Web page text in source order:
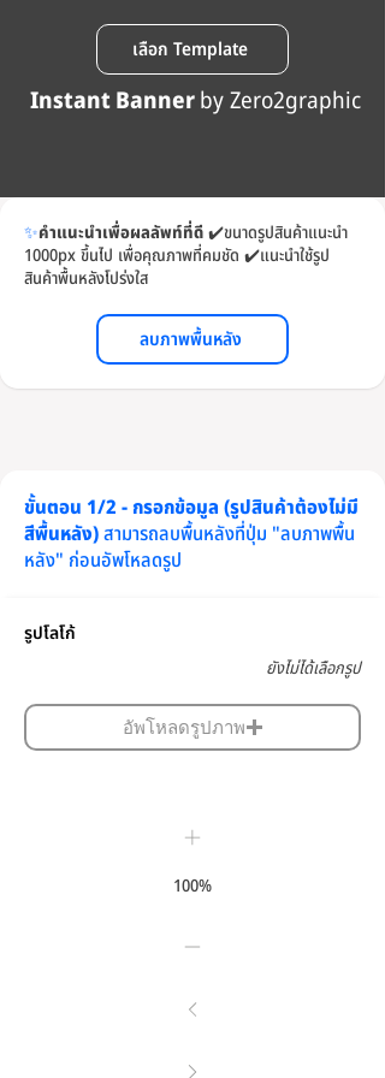
เลือก Template
Instant Bannerby Zero2graphic
✨คำแนะนำเพื่อผลลัพท์ที่ดี✔️ขนาดรูปสินค้าแนะนำ
1000px ขึ้นไป เพื่อคุณภาพที่คมชัด ✔️แนะนำใช้รูป
สินค้าพื้นหลังโปร่งใส
ลบภาพพื้นหลัง
ขั้นตอน 1/2 - กรอกข้อมูล (รูปสินค้าต้องไม่มี
สีพื้นหลัง)สามารถลบพื้นหลังที่ปุ่ม "ลบภาพพื้น
หลัง" ก่อนอัพโหลดรูป
รูปโลโก้
ยังไม่ได้เลือกรูป
อัพโหลดรูปภาพ
100%